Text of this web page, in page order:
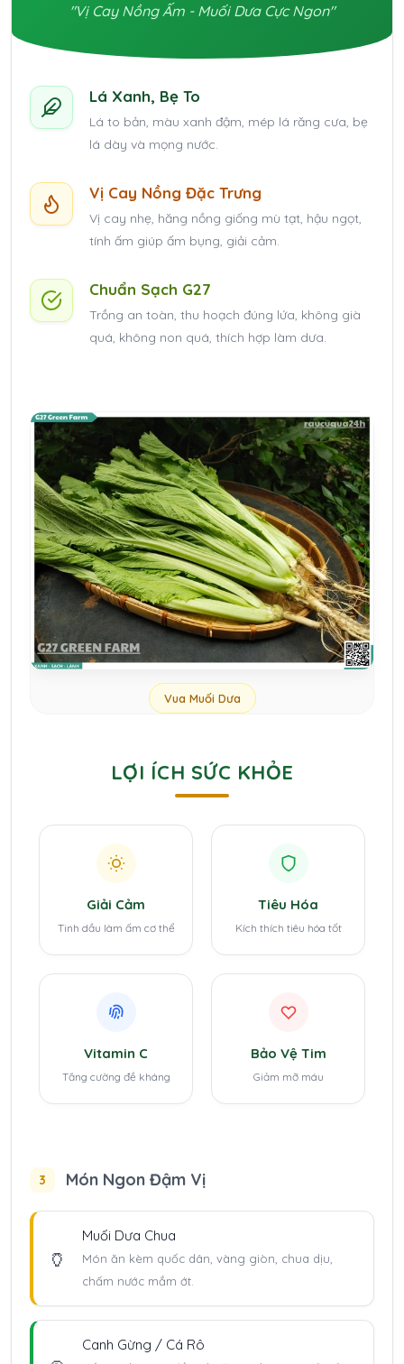
"Vị Cay Nồng Ấm - Muối Dưa Cực Ngon"
Lá Xanh, Bẹ To
Lá to bản, màu xanh đậm, mép lá răng cưa, bẹ
lá dày và mọng nước.
Vị Cay Nồng Đặc Trưng
Vị cay nhẹ, hăng nồng giống mù tạt, hậu ngọt,
tính ấm giúp ấm bụng, giải cảm.
Chuẩn Sạch G27
Trồng an toàn, thu hoạch đúng lứa, không già
quá, không non quá, thích hợp làm dưa.
Vua Muối Dưa
LỢI ÍCH SỨC KHỎE
Giải Cảm
Tinh dầu làm ấm cơ thể
Tiêu Hóa
Kích thích tiêu hóa tốt
Vitamin C
Tăng cường đề kháng
Bảo Vệ Tim
Giảm mỡ máu
3 Món Ngon Đậm Vị
🏺
Muối Dưa Chua
Món ăn kèm quốc dân, vàng giòn, chua dịu,
chấm nước mắm ớt.
Canh Gừng / Cá Rô